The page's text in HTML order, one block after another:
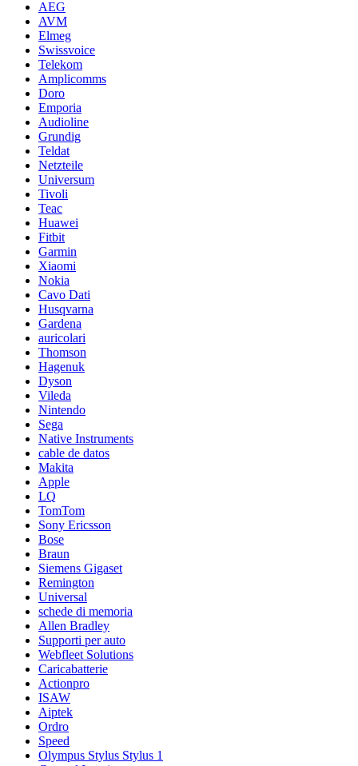
AEG
AVM
Elmeg
Swissvoice
Telekom
Amplicomms
Doro
Emporia
Audioline
Grundig
Teldat
Netzteile
Universum
Tivoli
Teac
Huawei
Fitbit
Garmin
Xiaomi
Nokia
Cavo Dati
Husqvarna
Gardena
auricolari
Thomson
Hagenuk
Dyson
Vileda
Nintendo
Sega
Native Instruments
cable de datos
Makita
Apple
LQ
TomTom
Sony Ericsson
Bose
Braun
Siemens Gigaset
Remington
Universal
schede di memoria
Allen Bradley
Supporti per auto
Webfleet Solutions
Caricabatterie
Actionpro
ISAW
Aiptek
Ordro
Speed
Olympus Stylus Stylus 1